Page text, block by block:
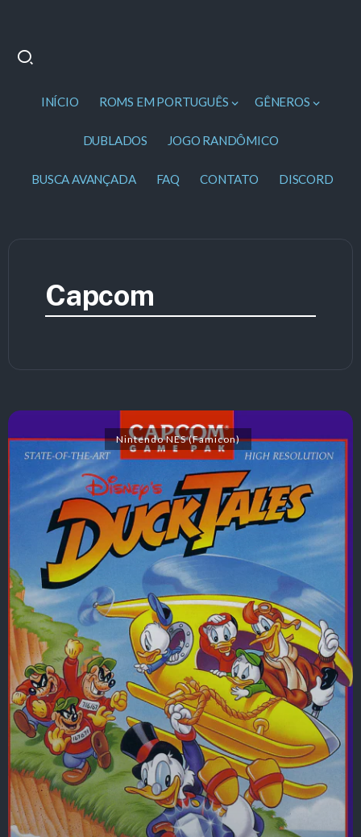
INÍCIO ROMS EM PORTUGUÊS GÊNEROS
DUBLADOS JOGO RANDÔMICO
BUSCA AVANÇADA FAQ CONTATO DISCORD
Capcom
Nintendo NES (Famicon)